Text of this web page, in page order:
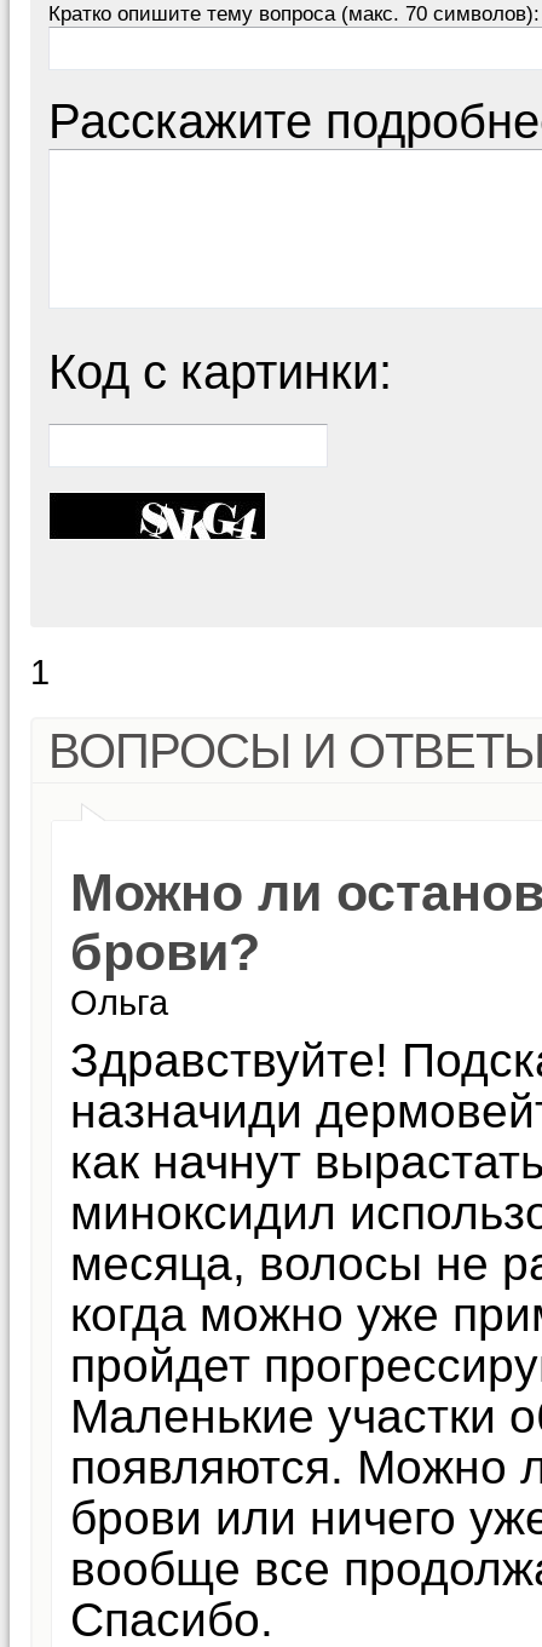
Кратко опишите тему вопроса (макс. 70 символов):
Расскажите
Код с картинки:
1
ВОПРОСЫ И
Можно ли
брови?
Ольга
Здравствуйте!
назначиди
как начнут
миноксидил
месяца, волосы не
когда можно уже
пройдет
Маленькие участки
появляются. Можно
брови или ничего
вообще все
Спасибо.